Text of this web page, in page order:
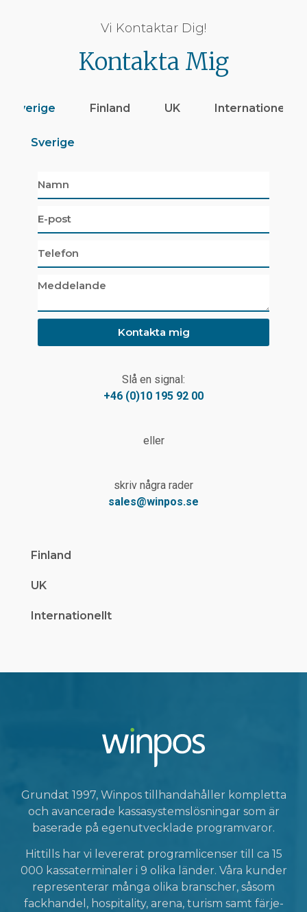
Vi Kontaktar Dig!
Kontakta Mig
Sverige Finland UK Internationellt
Sverige
Kontakta mig
Slå en signal:
+46 (0)10 195 92 00
eller
skriv några rader
sales@winpos.se
Finland
UK
Internationellt
Grundat 1997, Winpos tillhandahåller kompletta
och avancerade kassasystemslösningar som är
baserade på egenutvecklade programvaror.
Hittills har vi levererat programlicenser till ca 15
000 kassaterminaler i 9 olika länder. Våra kunder
representerar många olika branscher, såsom
fackhandel, hospitality, arena, turism samt färje-